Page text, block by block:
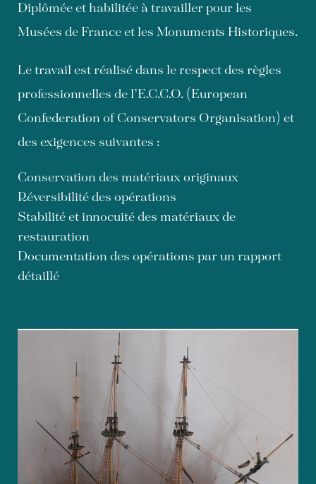
Diplômée et habilitée à travailler pour les
Musées de France et les Monuments Historiques.
Le travail est réalisé dans le respect des règles
professionnelles de l’E.C.C.O. (European
Confederation of Conservators Organisation) et
des exigences suivantes :
Conservation des matériaux originaux
Réversibilité des opérations
Stabilité et innocuité des matériaux de
restauration
Documentation des opérations par un rapport
détaillé